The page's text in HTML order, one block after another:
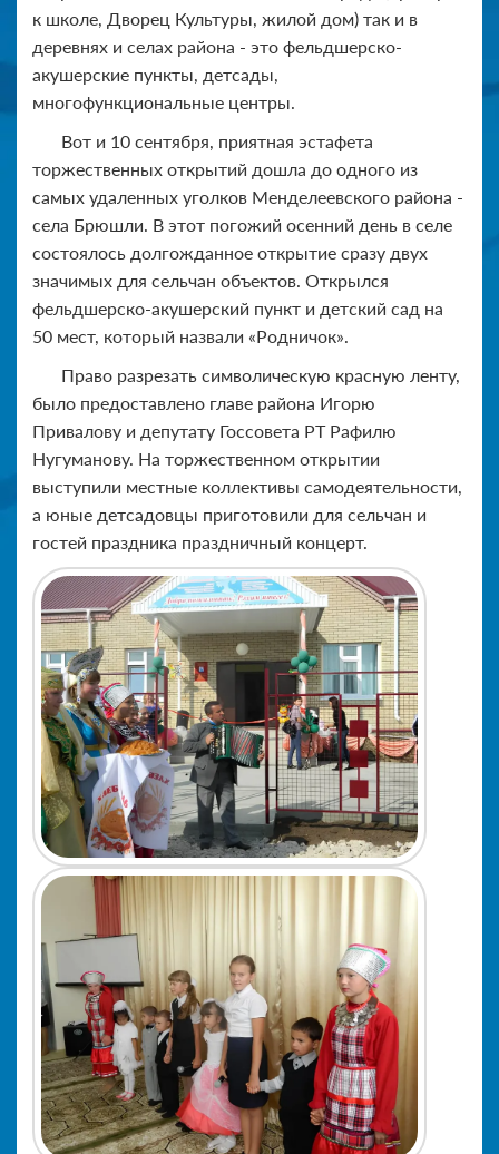
к школе, Дворец Культуры, жилой дом) так и в
деревнях и селах района - это фельдшерско-
акушерские пункты, детсады,
многофункциональные центры.
Вот и 10 сентября, приятная эстафета
торжественных открытий дошла до одного из
самых удаленных уголков Менделеевского района -
села Брюшли. В этот погожий осенний день в селе
состоялось долгожданное открытие сразу двух
значимых для сельчан объектов. Открылся
фельдшерско-акушерский пункт и детский сад на
50 мест, который назвали «Родничок».
Право разрезать символическую красную ленту,
было предоставлено главе района Игорю
Привалову и депутату Госсовета РТ Рафилю
Нугуманову. На торжественном открытии
выступили местные коллективы самодеятельности,
а юные детсадовцы приготовили для сельчан и
гостей праздника праздничный концерт.